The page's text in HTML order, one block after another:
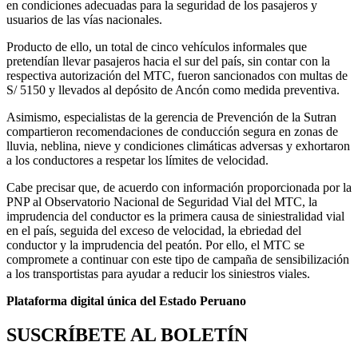
en condiciones adecuadas para la seguridad de los pasajeros y
usuarios de las vías nacionales.
Producto de ello, un total de cinco vehículos informales que
pretendían llevar pasajeros hacia el sur del país, sin contar con la
respectiva autorización del MTC, fueron sancionados con multas de
S/ 5150 y llevados al depósito de Ancón como medida preventiva.
Asimismo, especialistas de la gerencia de Prevención de la Sutran
compartieron recomendaciones de conducción segura en zonas de
lluvia, neblina, nieve y condiciones climáticas adversas y exhortaron
a los conductores a respetar los límites de velocidad.
Cabe precisar que, de acuerdo con información proporcionada por la
PNP al Observatorio Nacional de Seguridad Vial del MTC, la
imprudencia del conductor es la primera causa de siniestralidad vial
en el país, seguida del exceso de velocidad, la ebriedad del
conductor y la imprudencia del peatón. Por ello, el MTC se
compromete a continuar con este tipo de campaña de sensibilización
a los transportistas para ayudar a reducir los siniestros viales.
Plataforma digital única del Estado Peruano
SUSCRÍBETE AL BOLETÍN